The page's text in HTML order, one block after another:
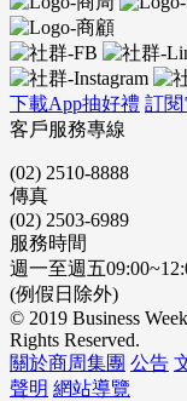
下載App抽好禮 訂閱
客戶服務專線
(02) 2510-8888
傳真
(02) 2503-6989
服務時間
週一至週五
(例假日除外)
© 2019 Business
Rights Reserved.
關於商周集團 公告
聲明 網站導覽